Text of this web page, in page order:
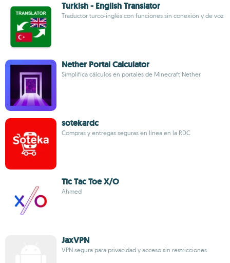
Turkish - English Translator
Traductor turco-inglés con funciones sin conexión y de voz
Nether Portal Calculator
Simplifica cálculos en portales de Minecraft Nether
sotekardc
Compras y entregas seguras en línea en la RDC
Tic Tac Toe X/O
Ahmed
JaxVPN
VPN segura para privacidad y acceso sin restricciones